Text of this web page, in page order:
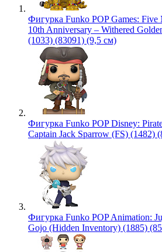
Фигурка Funko POP Games: Five
10th Anniversary – Withered
(1033) (83091) (9,5 см)
Фигурка Funko POP Disney:
Captain Jack Sparrow (FS) (1482)
Фигурка Funko POP Animation:
Gojo (Hidden Inventory) (1885)